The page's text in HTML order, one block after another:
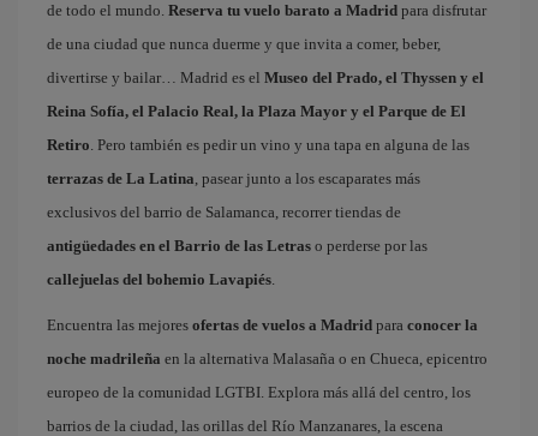
de todo el mundo. Reserva tu vuelo barato a Madrid para disfrutar
de una ciudad que nunca duerme y que invita a comer, beber,
divertirse y bailar… Madrid es el Museo del Prado, el Thyssen y el
Reina Sofía, el Palacio Real, la Plaza Mayor y el Parque de El
Retiro. Pero también es pedir un vino y una tapa en alguna de las
terrazas de La Latina, pasear junto a los escaparates más
exclusivos del barrio de Salamanca, recorrer tiendas de
antigüedades en el Barrio de las Letras o perderse por las
callejuelas del bohemio Lavapiés.
Encuentra las mejores ofertas de vuelos a Madrid para conocer la
noche madrileña en la alternativa Malasaña o en Chueca, epicentro
europeo de la comunidad LGTBI. Explora más allá del centro, los
barrios de la ciudad, las orillas del Río Manzanares, la escena